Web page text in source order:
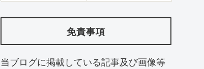
免責事項
当ブログに掲載している記事及び画像等